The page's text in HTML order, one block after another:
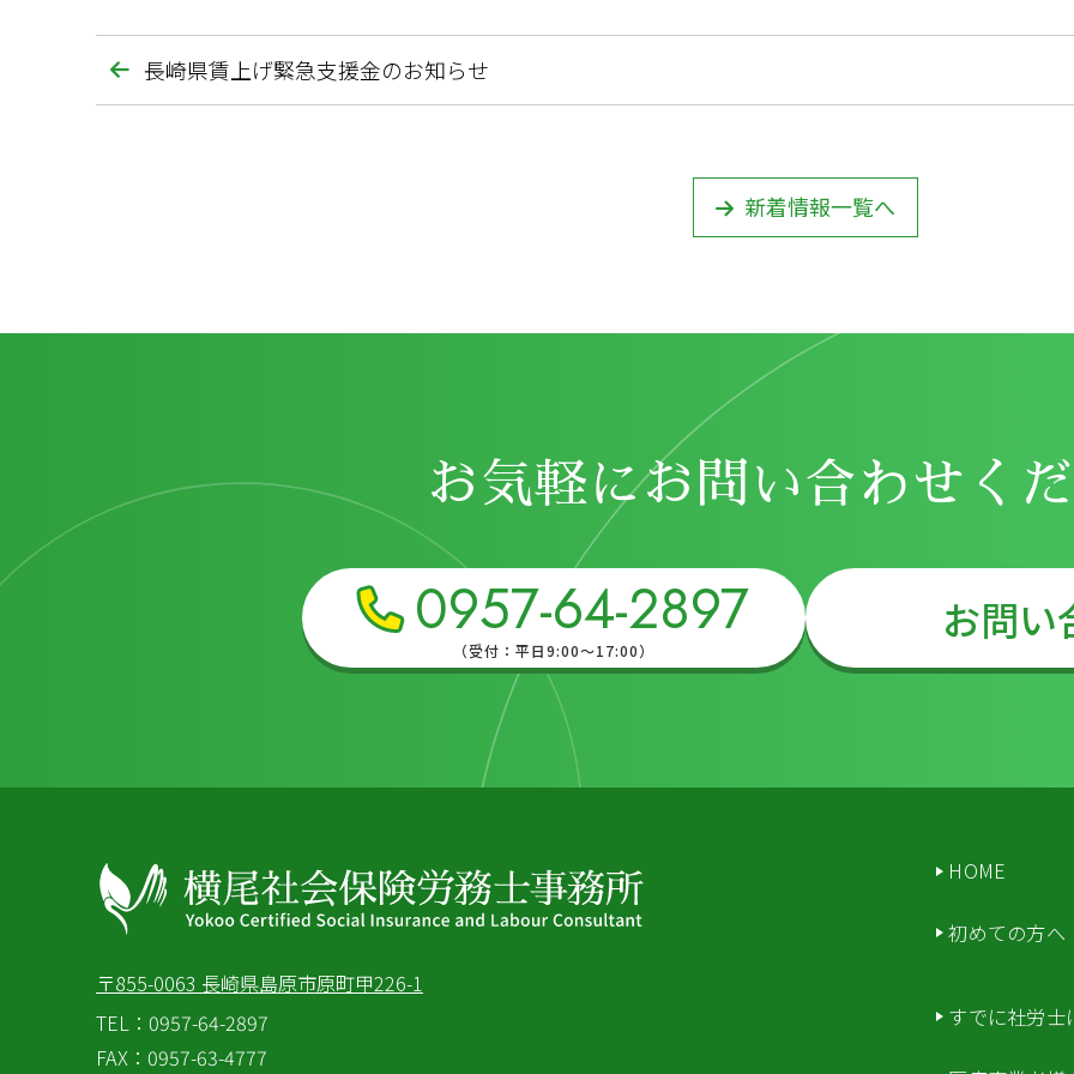
長崎県賃上げ緊急支援金のお知らせ
新着情報一覧へ
お気軽にお問い合わせく
0957-64-2897
（受付：平日9:00～17:00）
お問い
〒855-0063 長崎県島原市原町甲226-1
TEL： 0957-64-2897
FAX：0957-63-4777
HOME
初めての方へ
すでに社労士